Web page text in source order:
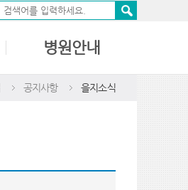
병원안내
공지사항 을지소식